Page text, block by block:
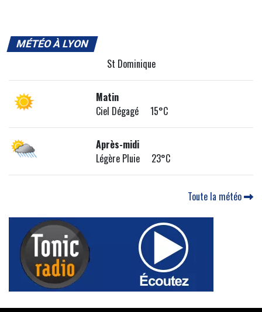
MÉTÉO À LYON
St Dominique
Matin
Ciel Dégagé 15°C
Après-midi
Légère Pluie 23°C
Toute la météo